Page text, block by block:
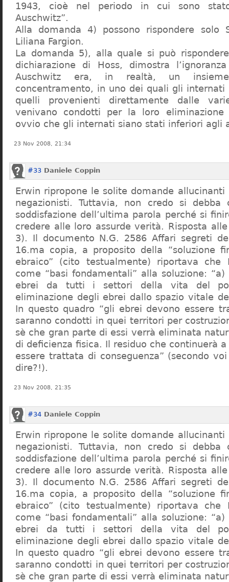
1943, cioè nel periodo in cui sono
Auschwitz”.
Alla domanda 4) possono rispondere solo
Liliana Fargion.
La domanda 5), alla quale si può
dichiarazione di Hoss, dimostra
Auschwitz era, in realtà, un
concentramento, in uno dei quali gli
quelli provenienti direttamente dalle
venivano condotti per la loro eliminazione
ovvio che gli internati siano stati inferiori agli
23 Nov 2008, 21:34
#33 Daniele Coppin
Erwin ripropone le solite domande
negazionisti. Tuttavia, non credo si debba
soddisfazione dell’ultima parola perché si
credere alle loro assurde verità. Risposta
3). Il documento N.G. 2586 Affari segreti
16.ma copia, a proposito della “soluzione
ebraico” (cito testualmente) riportava che
come “basi fondamentali” alla soluzione:
ebrei da tutti i settori della vita del
eliminazione degli ebrei dallo spazio vitale
In questo quadro “gli ebrei devono essere
saranno condotti in quei territori per
sè che gran parte di essi verrà eliminata
di deficienza fisica. Il residuo che continuerà
essere trattata di conseguenza” (secondo
dire?!).
23 Nov 2008, 21:35
#34 Daniele Coppin
Erwin ripropone le solite domande
negazionisti. Tuttavia, non credo si debba
soddisfazione dell’ultima parola perché si
credere alle loro assurde verità. Risposta
3). Il documento N.G. 2586 Affari segreti
16.ma copia, a proposito della “soluzione
ebraico” (cito testualmente) riportava che
come “basi fondamentali” alla soluzione:
ebrei da tutti i settori della vita del
eliminazione degli ebrei dallo spazio vitale
In questo quadro “gli ebrei devono essere
saranno condotti in quei territori per
sè che gran parte di essi verrà eliminata